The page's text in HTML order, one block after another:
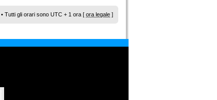
• Tutti gli orari sono UTC + 1 ora [ ora legale ]